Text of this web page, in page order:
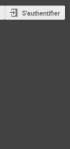
S'authentifier